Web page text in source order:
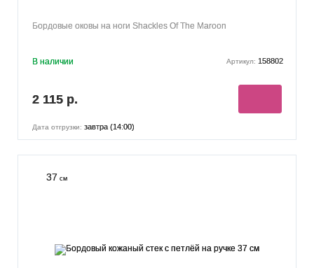
Бордовые оковы на ноги Shackles Of The Maroon
В наличии Артикул: 158802
2 115 р.
Дата отгрузки: завтра (14:00)
37 см